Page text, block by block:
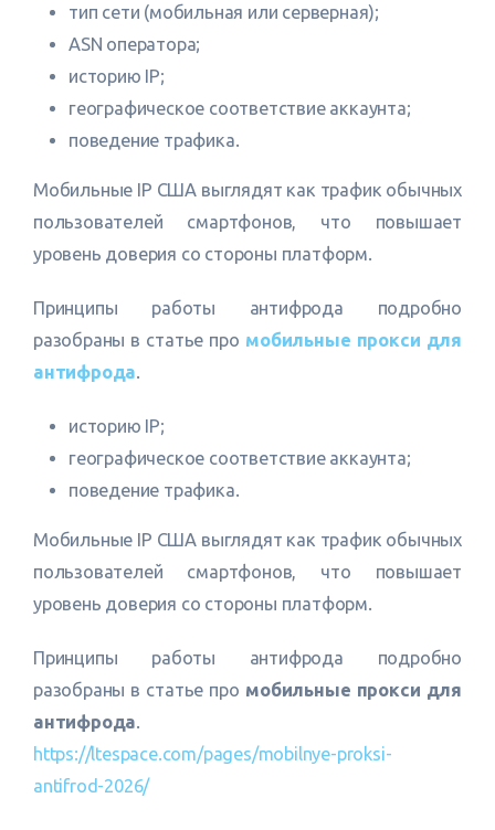
тип сети (мобильная или серверная);
ASN оператора;
историю IP;
географическое соответствие аккаунта;
поведение трафика.
Мобильные IP США выглядят как трафик обычных
пользователей смартфонов, что повышает
уровень доверия со стороны платформ.
Принципы работы антифрода подробно
разобраны в статье про мобильные прокси для
антифрода.
историю IP;
географическое соответствие аккаунта;
поведение трафика.
Мобильные IP США выглядят как трафик обычных
пользователей смартфонов, что повышает
уровень доверия со стороны платформ.
Принципы работы антифрода подробно
разобраны в статье про мобильные прокси для
антифрода.
https://ltespace.com/pages/mobilnye-proksi-
antifrod-2026/